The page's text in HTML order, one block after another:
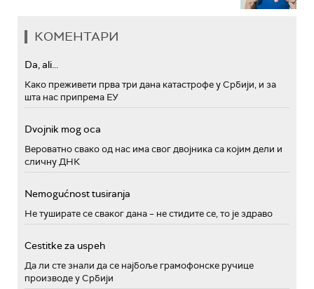
КОМЕНТАРИ
Da, ali...
Како преживети прва три дана катастрофе у Србији, и за
шта нас припрема ЕУ
Dvojnik mog oca
Вероватно свако од нас има свог двојника са којим дели и
сличну ДНК
Nemogućnost tusiranja
Не туширате се сваког дана – не стидите се, то је здраво
Cestitke za uspeh
Да ли сте знали да се најбоље грамофонске ручице
производе у Србији